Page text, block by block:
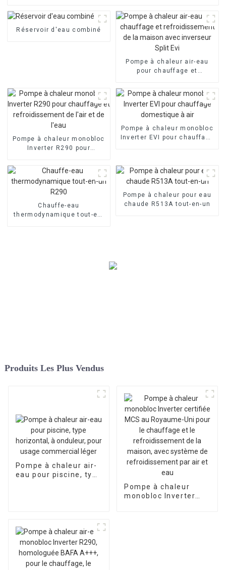
Réservoir d'eau combiné
Pompe à chaleur air-eau
pour chauffage et
maison avec inverseur Split
Evi
Pompe à chaleur monobloc
Inverter R290 pour
refroidissement de l'air et
de l'eau
Pompe à chaleur monobloc
Inverter EVI pour chauffage
Chauffe-eau
thermodynamique tout-en-
Pompe à chaleur pour eau
chaude R513A tout-en-un
Produits Les Plus Vendus
Pompe à chaleur air-
eau pour piscine, type
Pompe à chaleur
monobloc Inverter